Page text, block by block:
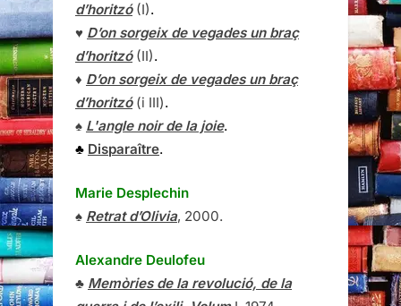
d’horitzó(I).
♥ D’on sorgeix de vegades un braç
d’horitzó(II).
♦ D’on sorgeix de vegades un braç
d’horitzó(i III).
♠ L'angle noir de la joie.
♣ Disparaître.
Marie Desplechin
♠ Retrat d’Olivia, 2000.
Alexandre Deulofeu
♣ Memòries de la revolució, de la